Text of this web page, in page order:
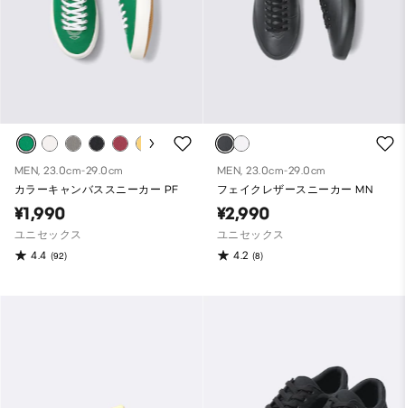
MEN, 23.0cm-29.0cm
カラーキャンバススニーカー PF
¥1,990
ユニセックス
4.4 (92)
MEN, 23.0cm-29.0cm
フェイクレザースニーカー MN
¥2,990
ユニセックス
4.2 (8)